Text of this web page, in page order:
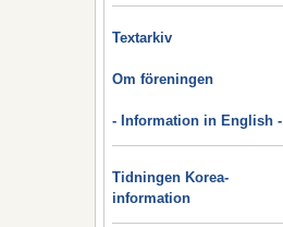
Textarkiv
Om föreningen
- Information in English -
Tidningen Korea-
information